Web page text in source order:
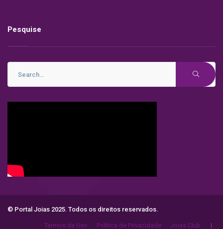
Pesquise
© Portal Joias 2025. Todos os direitos reservados.
Termos de Uso Política de Privacidade Joias Club